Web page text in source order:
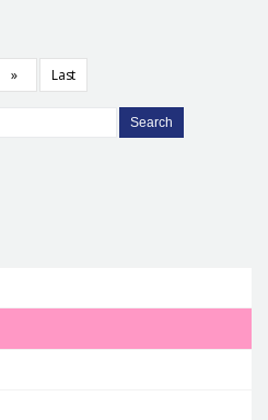
» Last
Search